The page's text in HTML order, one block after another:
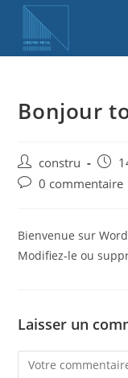
Bonjour
constru
0 commentaire
Bienvenue sur
Modifiez-le ou
Laisser un